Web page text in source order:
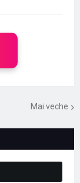
Mai veche